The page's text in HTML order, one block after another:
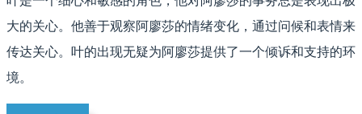
大的关心。他善于观察阿廖莎的情绪变化，通过问候和表情来
传达关心。叶的出现无疑为阿廖莎提供了一个倾诉和支持的环
境。